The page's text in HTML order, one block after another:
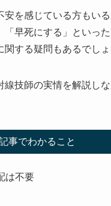
を感じている方もい
早死にする」といっ
する疑問もあるでしょ
技師の実情を解説し
事でわかること
は不要